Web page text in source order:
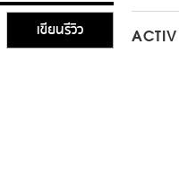
เขียนรีวิว